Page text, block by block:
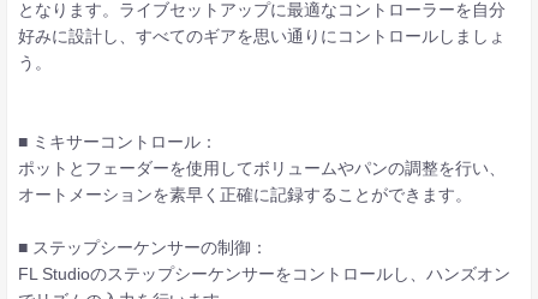
となります。ライブセットアップに最適なコントローラーを自分
好みに設計し、すべてのギアを思い通りにコントロールしましょ
う。
■ ミキサーコントロール：
ポットとフェーダーを使用してボリュームやパンの調整を行い、
オートメーションを素早く正確に記録することができます。
■ ステップシーケンサーの制御：
FL Studioのステップシーケンサーをコントロールし、ハンズオン